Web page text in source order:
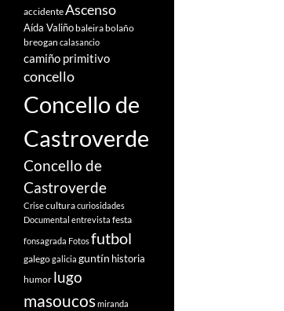
accidenteAscenso
Aída Valiñobaleirabolaño
breogan calasancio
camiño primitivo
concello
Concello de
Castroverde
Concello de
Castroverde
Criseculturacuriosidades
Documental entrevista festa
fonsagrada Fotosfutbol
galegogalicia guntín historia
humor lugo
masoucosmiranda